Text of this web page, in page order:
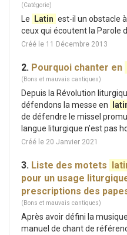
(Catégorie)
Le Latin est-il un obstacle
ceux qui écoutent la Parole
Créé le 11 Décembre 2013
2. Pourquoi chanter en
(Bons et mauvais cantiques)
Depuis la Révolution
défendons la messe en
de défendre le missel
langue liturgique n’est pas
Créé le 20 Janvier 2021
3. Liste des motets
pour un usage
prescriptions des
(Bons et mauvais cantiques)
Après avoir défini la
manuel de chant de